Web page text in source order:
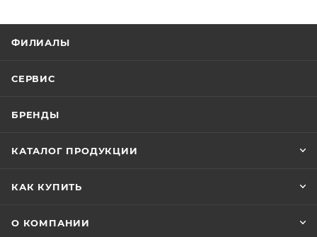
ФИЛИАЛЫ
СЕРВИС
БРЕНДЫ
КАТАЛОГ ПРОДУКЦИИ
КАК КУПИТЬ
О КОМПАНИИ